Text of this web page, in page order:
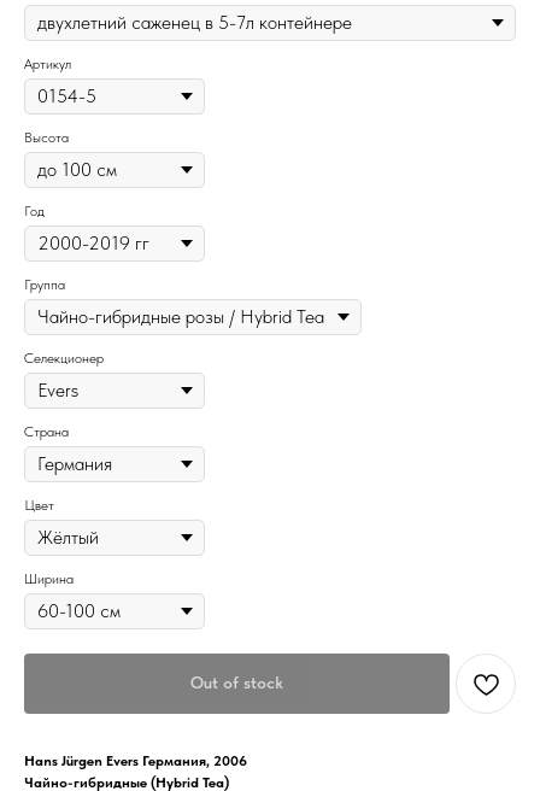
Артикул
Высота
Год
Группа
Селекционер
Страна
Цвет
Ширина
Out of stock
Hans Jürgen Evers Германия, 2006
Чайно-гибридные (Hybrid Tea)